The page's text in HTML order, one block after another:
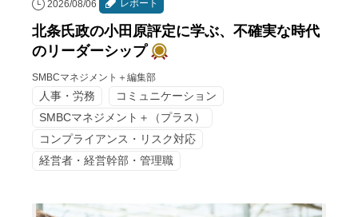
2026/08/06 レポート
北条氏政の小田原評定に学ぶ、不確実な時代
のリーダーシップ
SMBCマネジメント＋編集部
人事・労務
コミュニケーション
SMBCマネジメント＋（プラス）
コンプライアンス・リスク対応
経営者・経営幹部・管理職